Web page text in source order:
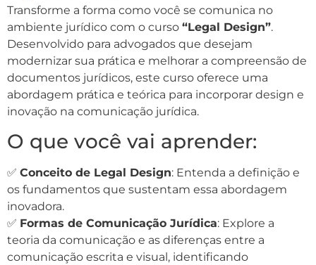
Transforme a forma como você se comunica no
ambiente jurídico com o curso “Legal Design”.
Desenvolvido para advogados que desejam
modernizar sua prática e melhorar a compreensão de
documentos jurídicos, este curso oferece uma
abordagem prática e teórica para incorporar design e
inovação na comunicação jurídica.
O que você vai aprender:
✅ Conceito de Legal Design: Entenda a definição e
os fundamentos que sustentam essa abordagem
inovadora.
✅ Formas de Comunicação Jurídica: Explore a
teoria da comunicação e as diferenças entre a
comunicação escrita e visual, identificando